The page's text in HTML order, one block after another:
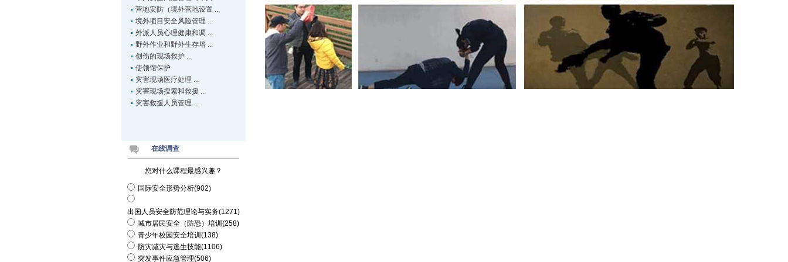
营地安防（境外营地设置 ...
境外项目安全风险管理 ...
外派人员心理健康和调 ...
野外作业和野外生存培 ...
创伤的现场救护 ...
使领馆保护
灾害现场医疗处理 ...
灾害现场搜索和救援 ...
灾害救援人员管理 ...
在线调查
您对什么课程最感兴趣？
国际安全形势分析(902)
出国人员安全防范理论与实务(1271)
城市居民安全（防恐）培训(258)
青少年校园安全培训(138)
防灾减灾与逃生技能(1106)
突发事件应急管理(506)